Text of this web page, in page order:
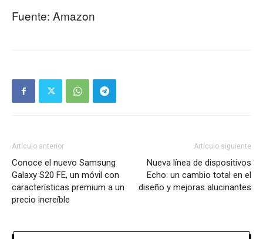
Fuente: Amazon
Artículo anterior
Conoce el nuevo Samsung
Galaxy S20 FE, un móvil con
características premium a un
precio increíble
Artículo siguiente
Nueva línea de dispositivos
Echo: un cambio total en el
diseño y mejoras alucinantes